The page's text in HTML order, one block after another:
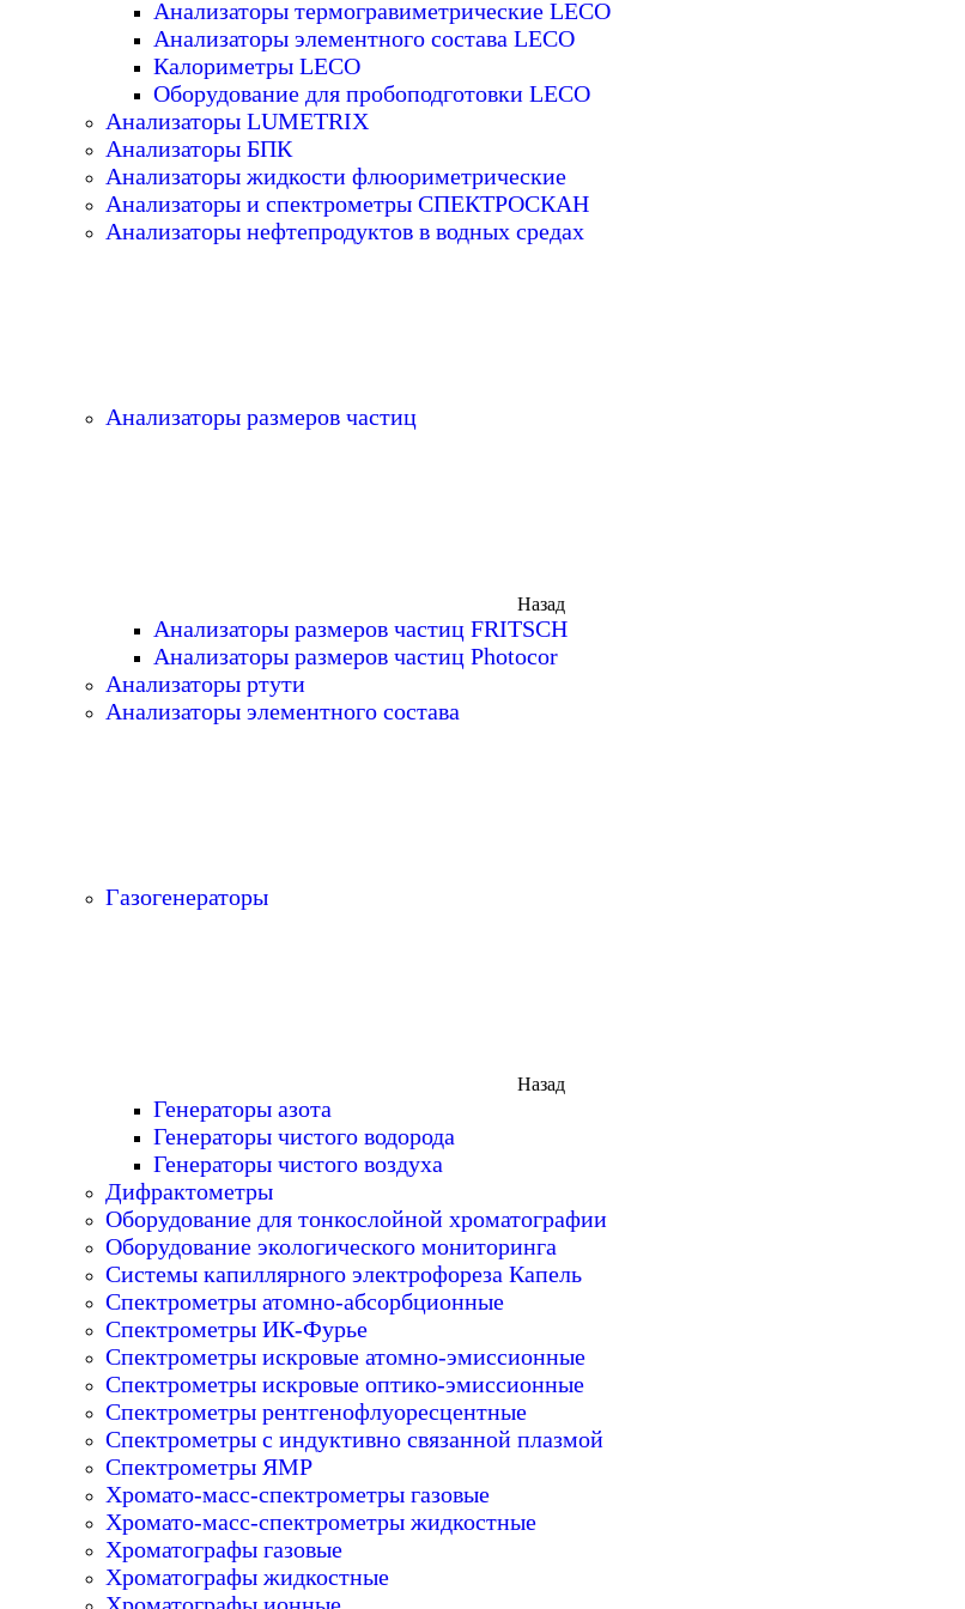
Анализаторы термогравиметрические LECO
Анализаторы элементного состава LECO
Калориметры LECO
Оборудование для пробоподготовки LECO
Анализаторы LUMETRIX
Анализаторы БПК
Анализаторы жидкости флюориметрические
Анализаторы и спектрометры СПЕКТРОСКАН
Анализаторы нефтепродуктов в водных средах
Анализаторы размеров частиц
Назад
Анализаторы размеров частиц FRITSCH
Анализаторы размеров частиц Photocor
Анализаторы ртути
Анализаторы элементного состава
Газогенераторы
Назад
Генераторы азота
Генераторы чистого водорода
Генераторы чистого воздуха
Дифрактометры
Оборудование для тонкослойной хроматографии
Оборудование экологического мониторинга
Системы капиллярного электрофореза Капель
Спектрометры атомно-абсорбционные
Спектрометры ИК-Фурье
Спектрометры искровые атомно-эмиссионные
Спектрометры искровые оптико-эмиссионные
Спектрометры рентгенофлуоресцентные
Спектрометры с индуктивно связанной плазмой
Спектрометры ЯМР
Хромато-масс-спектрометры газовые
Хромато-масс-спектрометры жидкостные
Хроматографы газовые
Хроматографы жидкостные